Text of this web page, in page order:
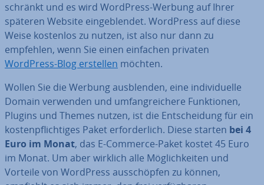
schränkt und es wird WordPress-Werbung auf Ihrer
späteren Website ein­ge­blen­det. WordPress auf diese
Weise kostenlos zu nutzen, ist also nur dann zu
empfehlen, wenn Sie einen einfachen privaten
WordPress-Blog erstellen möchten.
Wollen Sie die Werbung aus­blen­den, eine in­di­vi­du­el­le
Domain verwenden und um­fang­rei­che­re Funk­tio­nen,
Plugins und Themes nutzen, ist die Ent­schei­dung für ein
kos­ten­pflich­ti­ges Paket er­for­der­lich. Diese starten bei 4
Euro im Monat, das E-Commerce-Paket kostet 45 Euro
im Monat. Um aber wirklich alle Mög­lich­kei­ten und
Vorteile von WordPress aus­schöp­fen zu können,